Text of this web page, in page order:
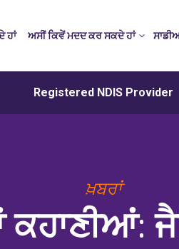
Registered NDIS Provider
ਹਾਂ ਅਸੀਂ ਕਿਵੇਂ ਮਦਦ ਕਰ ਸਕਦੇ ਹਾਂ
ਖ਼ਬਰਾਂ